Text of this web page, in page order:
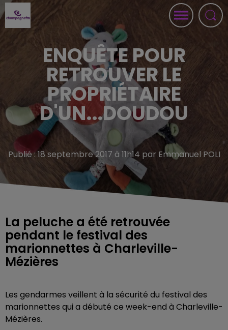
ENQUÊTE POUR
RETROUVER LE
PROPRIÉTAIRE
D'UN...DOUDOU
Publié : 18 septembre 2017 à 11h14 par Emmanuel POLI
La peluche a été retrouvée
pendant le festival des
marionnettes à Charleville-
Mézières
Les gendarmes veillent à la sécurité du festival des
marionnettes qui a débuté ce week-end à Charleville-
Mézières.